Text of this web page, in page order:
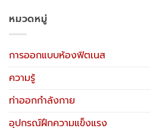
หมวดหมู่
การออกแบบห้องฟิตเนส
ความรู้
ท่าออกกำลังกาย
อุปกรณ์ฝึกความแข็งแรง